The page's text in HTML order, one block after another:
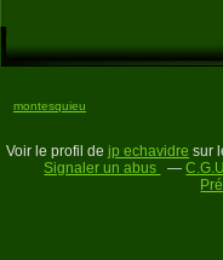
montesquieu
Voir le profil de jp echavidre sur
Signaler un abus